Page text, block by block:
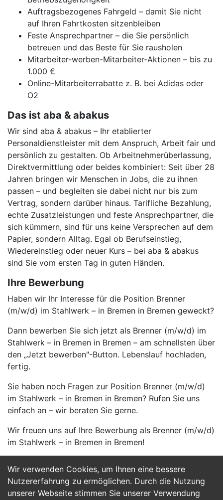
Wir verwenden Cookies, um Ihnen eine bessere
Nutzererfahrung zu ermöglichen. Durch die Nutzung
unserer Webseite stimmen Sie unserer Verwendung
Auftragsbezogenes Fahrgeld – damit Sie nicht
auf Ihren Fahrtkosten sitzenbleiben
Feste Ansprechpartner – die Sie persönlich
betreuen und das Beste für Sie rausholen
Mitarbeiter-werben-Mitarbeiter-Aktionen – bis zu
1.000 €
Online-Mitarbeiterrabatte z. B. bei Adidas oder
O2
Das ist aba & abakus
Wir sind aba & abakus – Ihr etablierter
Personaldienstleister mit dem Anspruch, Arbeit fair und
persönlich zu gestalten. Ob Arbeitnehmerüberlassung,
Direktvermittlung oder beides kombiniert: Seit über 28
Jahren bringen wir Menschen in Jobs, die zu ihnen
passen – und begleiten sie dabei nicht nur bis zum
Vertrag, sondern darüber hinaus. Tarifliche Bezahlung,
echte Zusatzleistungen und feste Ansprechpartner, die
sich kümmern, sind für uns keine Versprechen auf dem
Papier, sondern Alltag. Egal ob Berufseinstieg,
Wiedereinstieg oder neuer Kurs – bei aba & abakus
sind Sie vom ersten Tag in guten Händen.
Ihre Bewerbung
Haben wir Ihr Interesse für die Position Brenner
(m/w/d) im Stahlwerk – in Bremen in Bremen geweckt?
Dann bewerben Sie sich jetzt als Brenner (m/w/d) im
Stahlwerk – in Bremen in Bremen – am schnellsten über
den „Jetzt bewerben"-Button. Lebenslauf hochladen,
fertig.
Sie haben noch Fragen zur Position Brenner (m/w/d)
im Stahlwerk – in Bremen in Bremen? Rufen Sie uns
einfach an – wir beraten Sie gerne.
Wir freuen uns auf Ihre Bewerbung als Brenner (m/w/d)
im Stahlwerk – in Bremen in Bremen!
Jetzt Bewerben